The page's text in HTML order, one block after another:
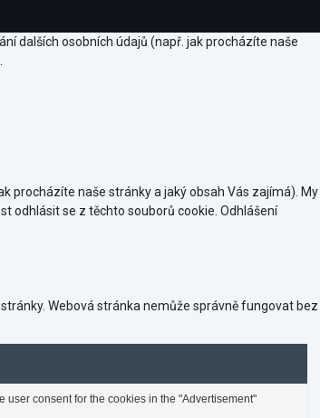
dalších osobních údajů (např. jak procházíte naše
procházíte naše stránky a jaký obsah Vás zajímá). My
odhlásit se z těchto souborů cookie. Odhlášení
Webová stránka nemůže správně fungovat bez
consent for the cookies in the "Advertisement"